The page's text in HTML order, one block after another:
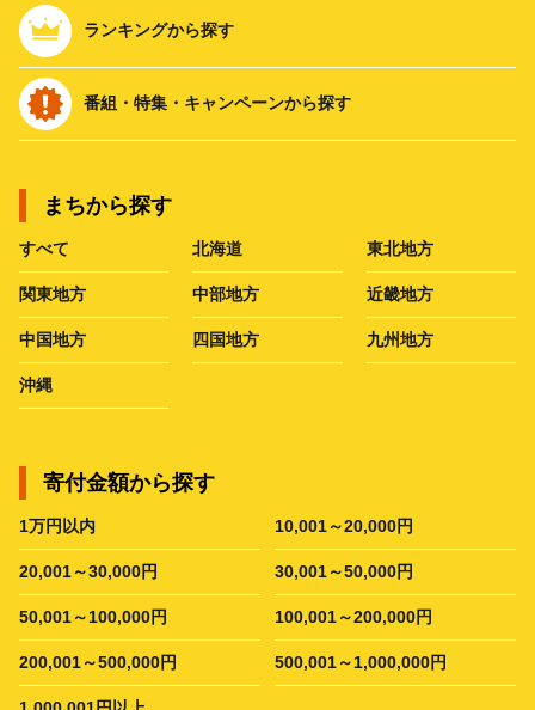
ランキングから探す
番組・特集・キャンペーンから探す
まちから探す
すべて 北海道 東北地方
関東地方 中部地方 近畿地方
中国地方 四国地方 九州地方
沖縄
寄付金額から探す
1万円以内 10,001～20,000円
20,001～30,000円 30,001～50,000円
50,001～100,000円 100,001～200,000円
200,001～500,000円 500,001～1,000,000円